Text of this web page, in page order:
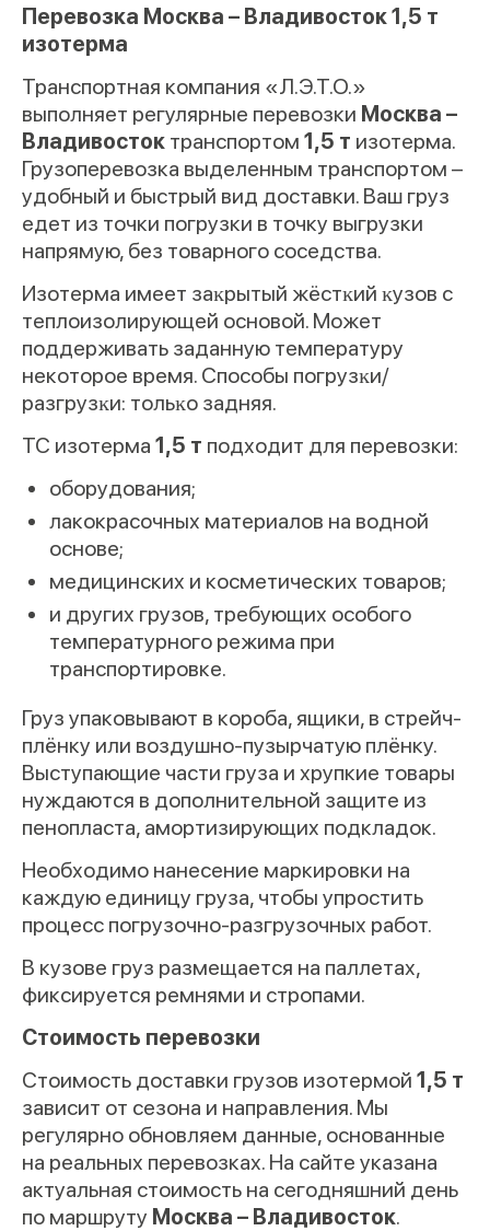
Перевозка Москва – Владивосток 1,5 т
изотерма
Транспортная компания «Л.Э.Т.О.»
выполняет регулярные перевозки Москва –
Владивосток транспортом 1,5 т изотерма.
Грузоперевозка выделенным транспортом –
удобный и быстрый вид доставки. Ваш груз
едет из точки погрузки в точку выгрузки
напрямую, без товарного соседства.
Изотерма имеет заĸрытый жёстĸий ĸузов с
теплоизолирующей основой. Может
поддерживать заданную температуру
некоторое время. Способы погрузĸи/
разгрузĸи: тольĸо задняя.
ТС изотерма 1,5 т подходит для перевозки:
оборудования;
лакокрасочных материалов на водной
основе;
медицинских и косметических товаров;
и других грузов, требующих особого
температурного режима при
транспортировке.
Груз упаковывают в короба, ящики, в стрейч-
плёнку или воздушно-пузырчатую плёнку.
Выступающие части груза и хрупкие товары
нуждаются в дополнительной защите из
пенопласта, амортизирующих подкладок.
Необходимо нанесение маркировки на
каждую единицу груза, чтобы упростить
процесс погрузочно-разгрузочных работ.
В кузове груз размещается на паллетах,
фиксируется ремнями и стропами.
Стоимость перевозки
Стоимость доставки грузов изотермой 1,5 т
зависит от сезона и направления. Мы
регулярно обновляем данные, основанные
на реальных перевозках. На сайте указана
актуальная стоимость на сегодняшний день
по маршруту Москва – Владивосток.